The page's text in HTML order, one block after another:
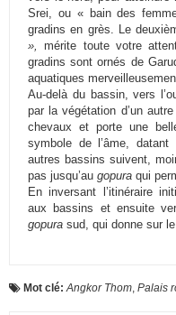
Srei, ou « bain des
gradins en grès. Le
»,mérite toute votre
gradins sont ornés de
aquatiques
Au-delà du bassin, vers
par la végétation d’un
chevaux et porte une
symbole de l’âme,
autres bassins suivent,
pas jusqu’au gopura qui
En inversant l’itinéraire
aux bassins et ensuite
gopura sud, qui donne sur le
Mot clé:Angkor Thom, Palais